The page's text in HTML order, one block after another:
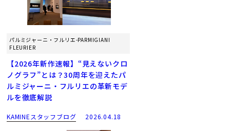
パルミジャーニ・フルリエ-PARMIGIANI
FLEURIER
【2026年新作速報】“見えないクロ
ノグラフ”とは？30周年を迎えたパ
ルミジャーニ・フルリエの革新モデ
ルを徹底解説
KAMINEスタッフブログ 2026.04.18